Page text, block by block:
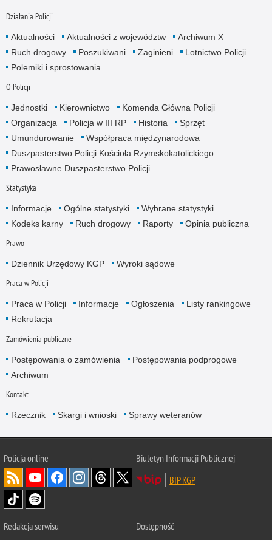
Działania Policji
Aktualności Aktualności z województw
Archiwum X
Ruch drogowy
Poszukiwani Zaginieni
Lotnictwo Policji
Polemiki i sprostowania
O Policji
Jednostki Kierownictwo
Komenda Główna Policji
Organizacja
Policja w III RP Historia
Sprzęt
Umundurowanie
Współpraca międzynarodowa
Duszpasterstwo Policji Kościoła Rzymskokatolickiego
Prawosławne Duszpasterstwo Policji
Statystyka
Informacje Ogólne statystyki
Wybrane statystyki
Kodeks karny
Ruch drogowy Raporty Opinia publiczna
Prawo
Dziennik Urzędowy KGP Wyroki sądowe
Praca w Policji
Praca w Policji Informacje Ogłoszenia
Listy rankingowe
Rekrutacja
Zamówienia publiczne
Postępowania o zamówienia
Postępowania podprogowe
Archiwum
Kontakt
Rzecznik Skargi i wnioski Sprawy weteranów
Policjaonline
Biuletyn Informacji Publicznej
BIP KGP
Redakcja serwisu Dostępność